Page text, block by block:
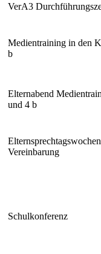
VerA3
Medientraining in den
b
Elternabend
und 4 b
Vereinbarung
Schulkonferenz